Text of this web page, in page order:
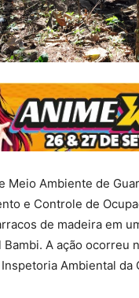
Meio Ambiente de
e Controle de
de madeira em
Bambi. A ação ocorreu
Ambiental da